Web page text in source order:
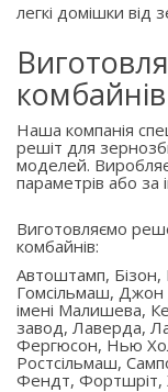
легкі домішки від
комбайнів
Наша компанія
решіт для
моделей.
параметрів або за
Виготовляємо
комбайнів:
Автоштамп,
Гомсільмаш,
імені Малишева,
завод, Лаверда,
Фергюсон, Нью
Ростсільмаш,
Фендт, Фортшріт,